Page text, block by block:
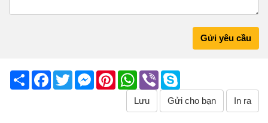
Gửi yêu cầu
Share Facebook
TwitterMessenger
PinterestWhatsApp
Viber
Lưu Gửi cho bạn In ra